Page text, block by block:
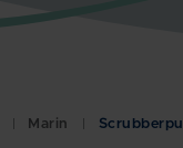
Marin